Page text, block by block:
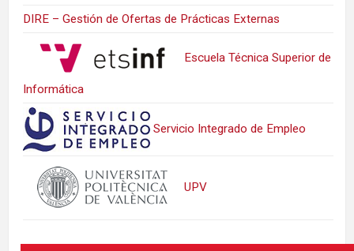
DIRE – Gestión de Ofertas de Prácticas Externas
Escuela Técnica Superior de
Informática
Servicio Integrado de Empleo
UPV